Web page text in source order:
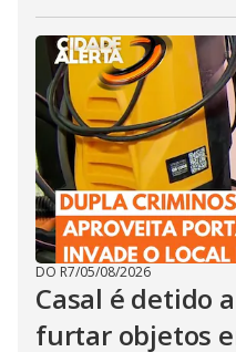
DO R7/05/08/2026
Casal é detido
furtar objetos